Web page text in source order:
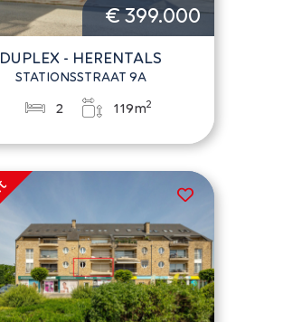
€ 399.000
DUPLEX - HERENTALS
STATIONSSTRAAT 9A
2 119m2